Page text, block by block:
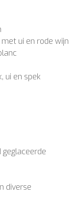
ui en rode wijn
ui en spek
geglaceerde
diverse